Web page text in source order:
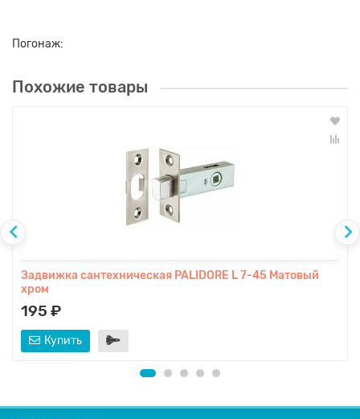
Погонаж:
Похожие товары
Задвижка сантехническая PALIDORE L 7-45 Матовый
хром
195 ₽
Купить